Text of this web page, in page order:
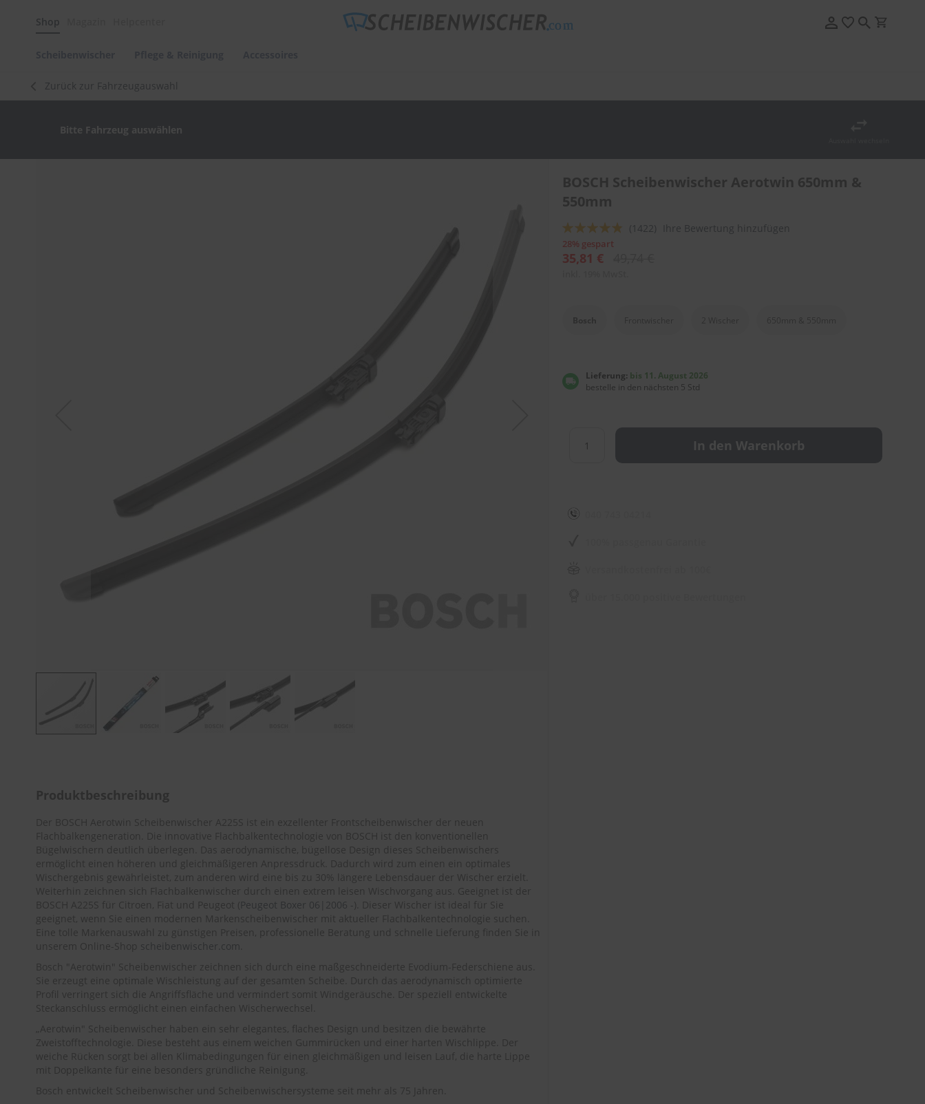
Shop
Polituren
&
Autowellness
Zurück zur Fahrzeugauswahl
Bitte Fahrzeug auswählen
Bildergalerie
springen
BOSCH Scheibenwischer Aerotwin 650mm &
550mm
Bewertung:
92
% of100
(1422) Ihre Bewertung hinzufügen
28% gespart
35,81 €
Lieferung: bis 11. August 2026
bestelle in den nächsten 5 Std
In den Warenkorb
Produktbeschreibung
Der BOSCH Aerotwin Scheibenwischer A225S ist ein exzellenter Frontscheibenwischer der neuen
Flachbalkengeneration. Die innovative Flachbalkentechnologie von BOSCH ist den konventionellen
Bügelwischern deutlich überlegen. Das aerodynamische, bügellose Design dieses Scheibenwischers
ermöglicht einen höheren und gleichmäßigeren Anpressdruck. Dadurch wird zum einen ein optimales
Wischergebnis gewährleistet, zum anderen wird eine bis zu 30% längere Lebensdauer der Wischer erzielt.
Weiterhin zeichnen sich Flachbalkenwischer durch einen extrem leisen Wischvorgang aus. Geeignet ist der
BOSCH A225S für Citroen, Fiat und Peugeot ( Peugeot Boxer 06|2006 - ). Dieser Wischer ist ideal für Sie
geeignet, wenn Sie einen modernen Markenscheibenwischer mit aktueller Flachbalkentechnologie suchen.
Eine tolle Markenauswahl zu günstigen Preisen, professionelle Beratung und schnelle Lieferung finden Sie in
unserem Online-Shop scheibenwischer.com
Bosch "Aerotwin" Scheibenwischer zeichnen sich durch eine maßgeschneiderte Evodium-Federschiene aus.
Sie erzeugt eine optimale Wischleistung auf der gesamten Scheibe. Durch das aerodynamisch optimierte
Profil verringert sich die Angriffsfläche und vermindert somit Windgeräusche. Der speziell entwickelte
Steckanschluss ermöglicht einen einfachen Wischerwechsel.
„Aerotwin" Scheibenwischer haben ein sehr elegantes, flaches Design und besitzen die bewährte
Zweistofftechnologie. Diese besteht aus einem weichen Gummirücken und einer harten Wischlippe. Der
weiche Rücken sorgt bei allen Klimabedingungen für einen gleichmäßigen und leisen Lauf, die harte Lippe
mit Doppelkante für eine besonders gründliche Reinigung.
Bosch entwickelt Scheibenwischer und Scheibenwischersysteme seit mehr als 75 Jahren.